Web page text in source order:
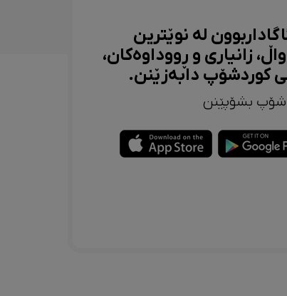
لە نوێترین
زانیاری و ڕووداوەکان،
کوردشۆپ دابەزێنن.
بشۆپێنن